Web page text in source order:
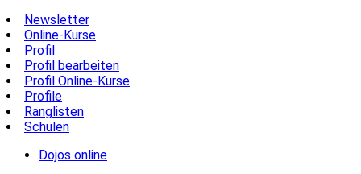
Newsletter
Online-Kurse
Profil
Profil bearbeiten
Profil Online-Kurse
Profile
Ranglisten
Schulen
Dojos online